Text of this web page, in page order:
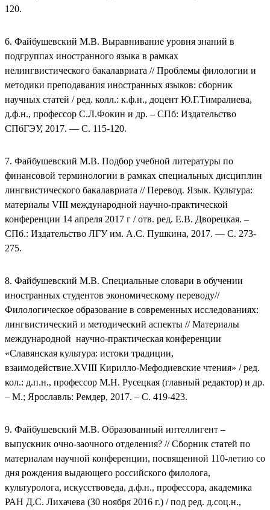
120.
6. Файбушевский М.В. Выравнивание уровня знаний в
подгруппах иностранного языка в рамках
нелингвистического бакалавриата // Проблемы филологии и
методики преподавания иностранных языков: сборник
научных статей / ред. колл.: к.ф.н., доцент Ю.Г.Тимралиева,
д.ф.н., профессор С.Л.Фокин и др. – СПб: Издательство
СПбГЭУ, 2017. — С. 115-120.
7. Файбушевский М.В. Подбор учебной литературы по
финансовой терминологии в рамках специальных дисциплин
лингвистического бакалавриата // Перевод. Язык. Культура:
материалы VIII международной научно-практической
конференции 14 апреля 2017 г / отв. ред. Е.В. Дворецкая. –
СПб.: Издательство ЛГУ им. А.С. Пушкина, 2017. — С. 273-
275.
8. Файбушевский М.В. Специальные словари в обучении
иностранных студентов экономическому переводу//
Филологическое образование в современных исследованиях:
лингвистический и методический аспекты // Материалы
международной научно-практическая конференции
«Славянская культура: истоки традиции,
взаимодействие.XVIII Кирилло-Мефодиевские чтения» / ред.
кол.: д.п.н., профессор М.Н. Русецкая (главный редактор) и др.
– М.; Ярославль: Ремдер, 2017. – С. 419-423.
9. Файбушевский М.В. Образованный интеллигент –
выпускник очно-заочного отделения? // Сборник статей по
материалам научной конференции, посвященной 110-летию со
дня рождения выдающего российского филолога,
культуролога, искусствоведа, д.ф.н., профессора, академика
РАН Д.С. Лихачева (30 ноября 2016 г.) / под ред. д.соц.н.,